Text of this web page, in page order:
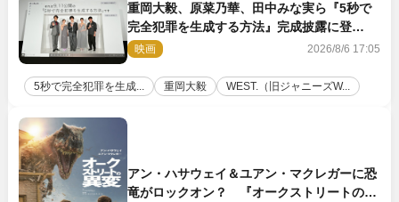
重岡大毅、原菜乃華、田中みな実ら『5秒で
完全犯罪を生成する方法』完成披露に登
壇！ それぞれのAI活用術も発表
映画 2026/8/6 17:05
5秒で完全犯罪を生成... 重岡大毅 WEST.（旧ジャニーズW...
アン・ハサウェイ＆ユアン・マクレガーに恐
竜がロックオン？ 『オークストリートの異